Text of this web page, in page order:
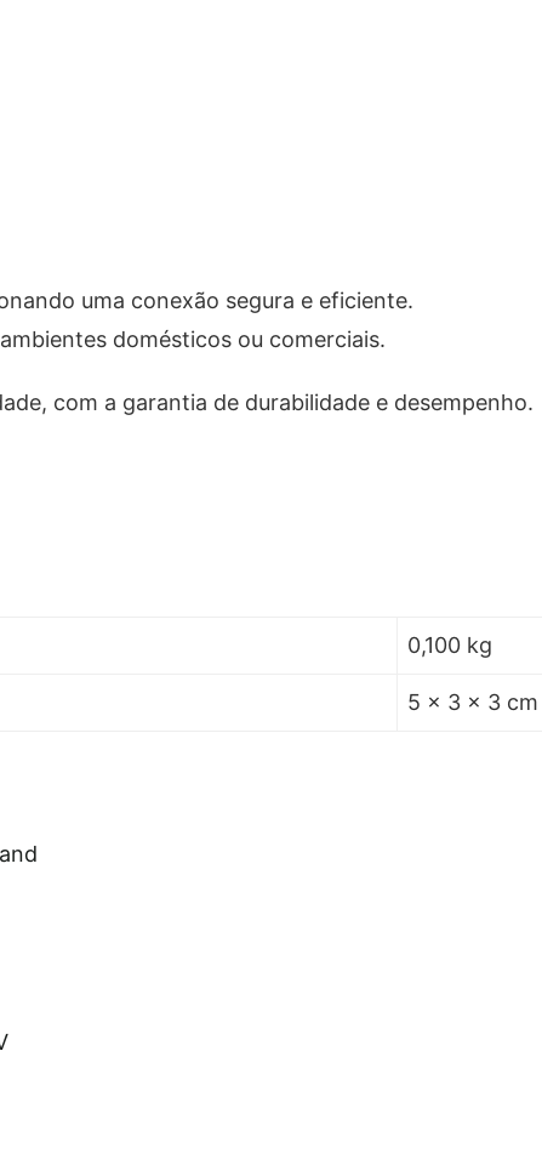
uma conexão segura e eficiente.
domésticos ou comerciais.
com a garantia de durabilidade e desempenho.
0,100 kg
5 × 3 × 3 cm